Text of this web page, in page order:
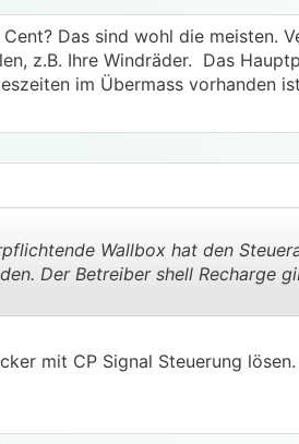
Das sind wohl die meisten.
z.B. Ihre Windräder. Das
im Übermass vorhanden
Wallbox hat den
Der Betreiber shell Recharge
mit CP Signal Steuerung lösen.